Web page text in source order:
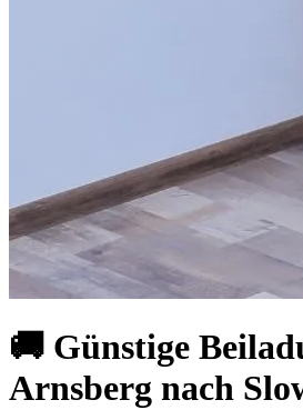
🚚 Günstige
Arnsberg nach